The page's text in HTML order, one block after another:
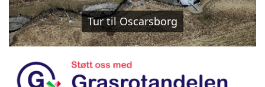
Tur til Oscarsborg